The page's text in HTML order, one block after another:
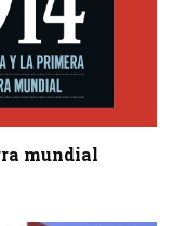
mundial